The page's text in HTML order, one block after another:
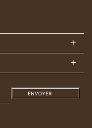
ENVOYER